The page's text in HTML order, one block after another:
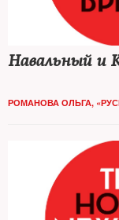
Навальный и
РОМАНОВА ОЛЬГА,